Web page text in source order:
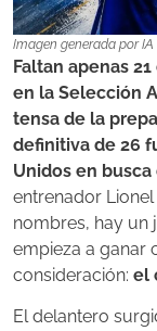
Imagen generada por IA
Faltan apenas
en la Selección
tensa de la
definitiva de 26
Unidos en
entrenador
nombres, hay un
empieza a ganar
consideración: el
El delantero